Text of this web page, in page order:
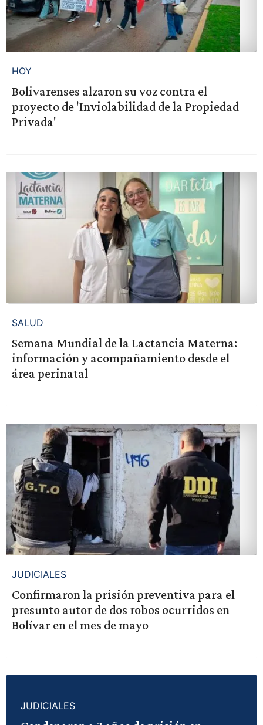
HOY
Bolivarenses alzaron su voz contra el
proyecto de 'Inviolabilidad de la Propiedad
Privada'
SALUD
Semana Mundial de la Lactancia Materna:
información y acompañamiento desde el
área perinatal
JUDICIALES
Confirmaron la prisión preventiva para el
presunto autor de dos robos ocurridos en
Bolívar en el mes de mayo
JUDICIALES